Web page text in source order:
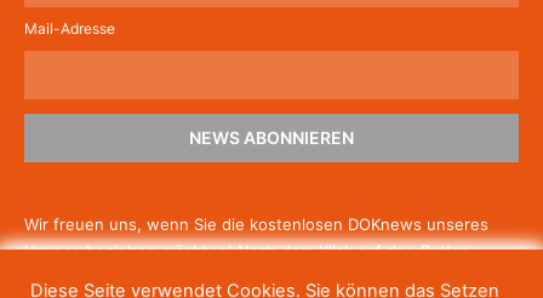
Mail-Adresse
NEWS ABONNIEREN
Wir freuen uns, wenn Sie die kostenlosen DOKnews unseres
Hauses beziehen möchten! Nach dem Klick auf den Button
Diese Seite verwendet Cookies. Sie können das Setzen